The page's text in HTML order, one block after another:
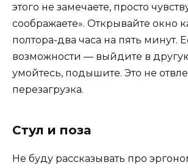
этого не замечаете, просто
соображаете». Открывайте окно
полтора-два часа на пять минут.
возможности — выйдите в
умойтесь, подышите. Это не
перезагрузка.
Стул и поза
Не буду рассказывать про